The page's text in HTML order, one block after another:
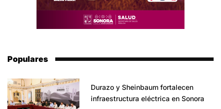
Populares
Durazo y Sheinbaum fortalecen
infraestructura eléctrica en Sonora